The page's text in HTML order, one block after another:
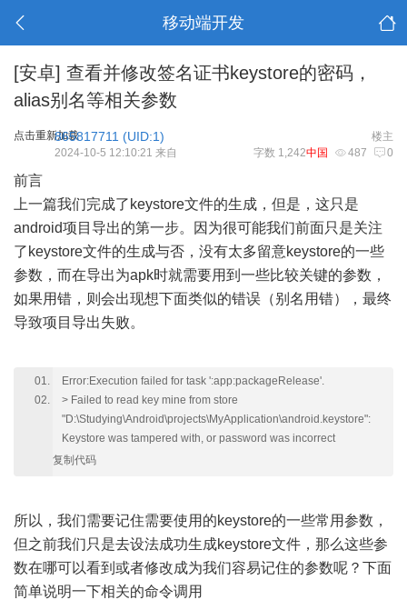
移动端开发
[安卓] 查看并修改签名证书keystore的密码，
alias别名等相关参数
点击重新加载 楼主
865817711 (UID:1)
487 0
2024-10-5 12:10:21 来自 中国
字数 1,242
前言
上一篇我们完成了keystore文件的生成，但是，这只是
android项目导出的第一步。因为很可能我们前面只是关注
了keystore文件的生成与否，没有太多留意keystore的一些
参数，而在导出为apk时就需要用到一些比较关键的参数，
如果用错，则会出现想下面类似的错误（别名用错），最终
导致项目导出失败。
Error:Execution failed for task ':app:packageRelease'.
> Failed to read key mine from store
"D:\Studying\Android\projects\MyApplication\android.keystore":
Keystore was tampered with, or password was incorrect
复制代码
所以，我们需要记住需要使用的keystore的一些常用参数，
但之前我们只是去设法成功生成keystore文件，那么这些参
数在哪可以看到或者修改成为我们容易记住的参数呢？下面
简单说明一下相关的命令调用